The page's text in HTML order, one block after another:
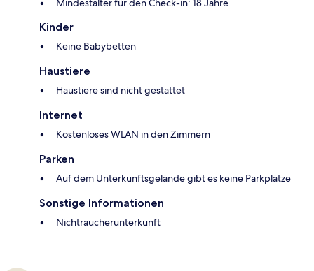
Mindestalter für den Check-in: 18 Jahre
Kinder
Keine Babybetten
Haustiere
Haustiere sind nicht gestattet
Internet
Kostenloses WLAN in den Zimmern
Parken
Auf dem Unterkunftsgelände gibt es keine Parkplätze
Sonstige Informationen
Nichtraucherunterkunft